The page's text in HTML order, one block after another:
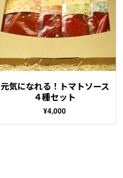
元気になれる！トマトソース
４種セット
¥4,000